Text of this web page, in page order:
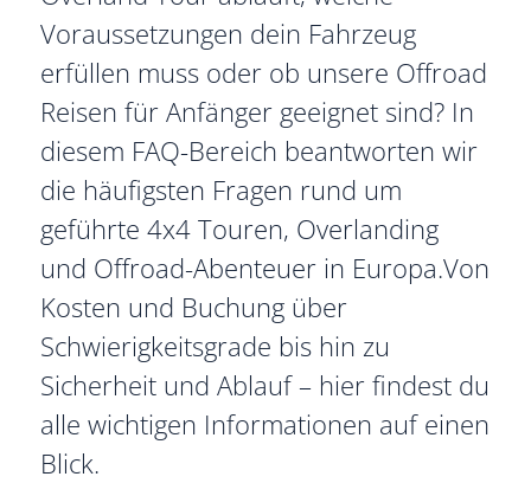
Voraussetzungen dein Fahrzeug
erfüllen muss oder ob unsere Offroad
Reisen für Anfänger geeignet sind? In
diesem FAQ-Bereich beantworten wir
die häufigsten Fragen rund um
geführte 4x4 Touren, Overlanding
und Offroad-Abenteuer in Europa.Von
Kosten und Buchung über
Schwierigkeitsgrade bis hin zu
Sicherheit und Ablauf – hier findest du
alle wichtigen Informationen auf einen
Blick.